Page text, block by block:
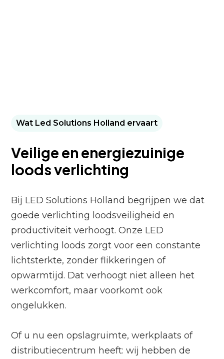
Wat Led Solutions Holland ervaart
Veilige en energiezuinige
loods verlichting
Bij LED Solutions Holland begrijpen we dat
goede verlichting loodsveiligheid en
productiviteit verhoogt. Onze LED
verlichting loods zorgt voor een constante
lichtsterkte, zonder flikkeringen of
opwarmtijd. Dat verhoogt niet alleen het
werkcomfort, maar voorkomt ook
ongelukken.
Of u nu een opslagruimte, werkplaats of
distributiecentrum heeft: wij hebben de